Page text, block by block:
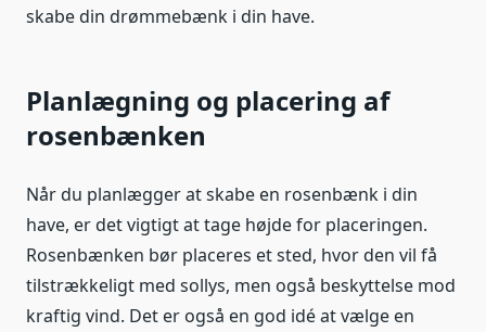
skabe din drømmebænk i din have.
Planlægning og placering af
rosenbænken
Når du planlægger at skabe en rosenbænk i din
have, er det vigtigt at tage højde for placeringen.
Rosenbænken bør placeres et sted, hvor den vil få
tilstrækkeligt med sollys, men også beskyttelse mod
kraftig vind. Det er også en god idé at vælge en